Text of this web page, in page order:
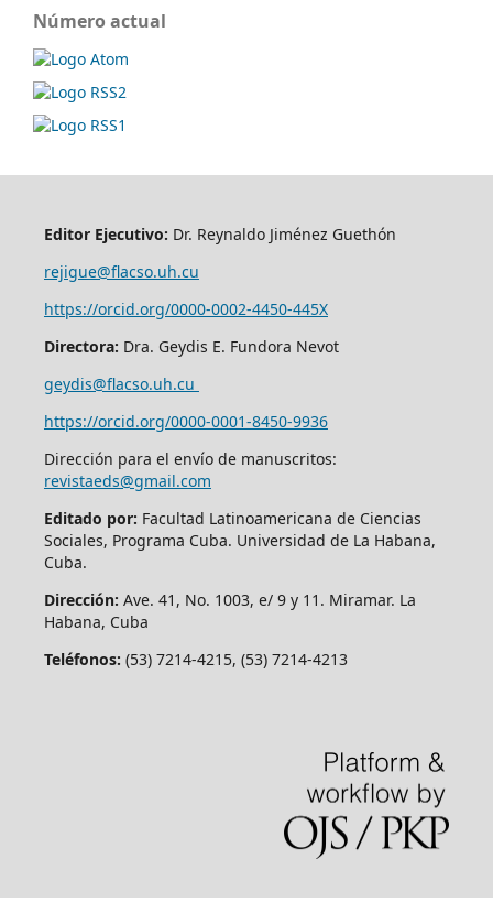
Número actual
Editor Ejecutivo: Dr. Reynaldo Jiménez Guethón
rejigue@flacso.uh.cu
https://orcid.org/0000-0002-4450-445X
Directora: Dra. Geydis E. Fundora Nevot
geydis@flacso.uh.cu
https://orcid.org/0000-0001-8450-9936
Dirección para el envío de manuscritos:
revistaeds@gmail.com
Editado por: Facultad Latinoamericana de Ciencias
Sociales, Programa Cuba. Universidad de La Habana,
Cuba.
Dirección: Ave. 41, No. 1003, e/ 9 y 11. Miramar. La
Habana, Cuba
Teléfonos: (53) 7214-4215, (53) 7214-4213